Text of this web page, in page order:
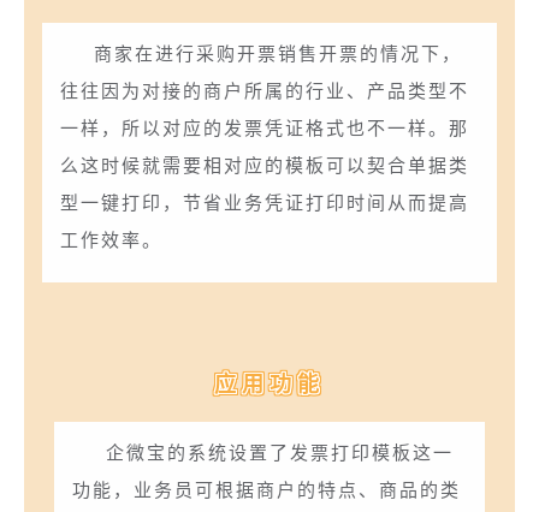
商家在进行采购开票销售开票的情况下，
往往因为对接的商户所属的行业、产品类型不
一样，所以对应的发票凭证格式也不一样。那
么这时候就需要相对应的模板可以契合单据类
型一键打印，节省业务凭证打印时间从而提高
工作效率。
应用功能
企微宝的系统设置了发票打印模板这一
功能，业务员可根据商户的特点、商品的类